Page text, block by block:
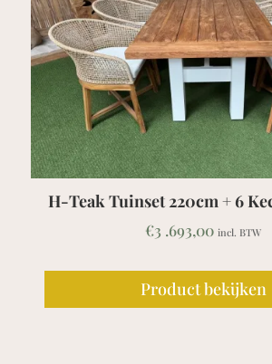
Tuinset 220cm + 6 Kecapi Stoelen
incl. BTW
Product bekijken